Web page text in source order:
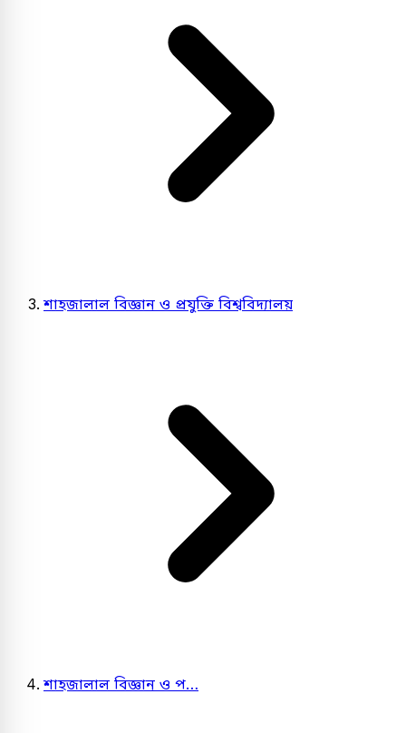
শাহজালাল বিজ্ঞান ও প্রযুক্তি বিশ্ববিদ্যালয়
শাহজালাল বিজ্ঞান ও প…